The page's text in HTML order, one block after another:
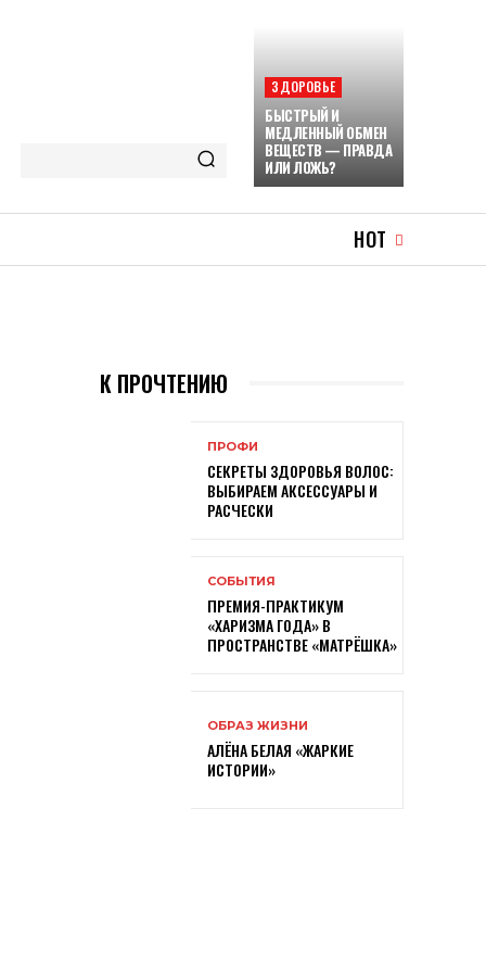
ЗДОРОВЬЕ
БЫСТРЫЙ И
МЕДЛЕННЫЙ ОБМЕН
ВЕЩЕСТВ — ПРАВДА
ИЛИ ЛОЖЬ?
HOT
К ПРОЧТЕНИЮ
ПРОФИ
СЕКРЕТЫ ЗДОРОВЬЯ ВОЛОС:
ВЫБИРАЕМ АКСЕССУАРЫ И
РАСЧЕСКИ
СОБЫТИЯ
ПРЕМИЯ-ПРАКТИКУМ
«ХАРИЗМА ГОДА» В
ПРОСТРАНСТВЕ «МАТРЁШКА»
ОБРАЗ ЖИЗНИ
АЛЁНА БЕЛАЯ «ЖАРКИЕ
ИСТОРИИ»